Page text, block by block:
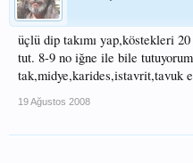
üçlü dip takımı yap,köstekleri
tut. 8-9 no iğne ile bile
tak,midye,karides,istavrit,tavuk
19 Ağustos 2008